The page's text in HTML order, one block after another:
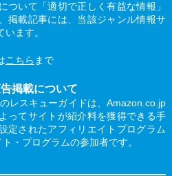
ついて「適切で正しく有益な情報」
掲載記事には、当該ジャンル情報サ
ます。
こちら まで
掲載について
レスキューガイドは、Amazon.co.jp
ってサイトが紹介料を獲得できる手
定されたアフィリエイトプログラム
・プログラムの参加者です。